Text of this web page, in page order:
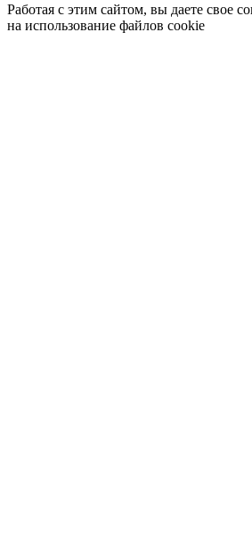
Работая с этим сайтом, вы даете свое
на использование файлов cookie